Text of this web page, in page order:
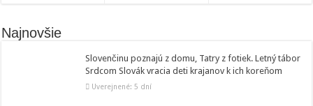
Najnovšie
Slovenčinu poznajú z domu, Tatry z fotiek. Letný tábor
Srdcom Slovák vracia deti krajanov k ich koreňom
Uverejnené: 5 dní